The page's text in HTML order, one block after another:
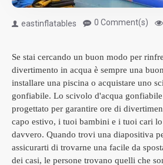
eastinflatables 0 Comment(s)
Se stai cercando un buon modo per
divertimento in acqua è sempre una
installare una piscina o acquistare uno
gonfiabile. Lo scivolo d'acqua
progettato per garantire ore di
capo estivo, i tuoi bambini e i tuoi cari lo
davvero. Quando trovi una diapositiva
assicurarti di trovarne una facile da
dei casi, le persone trovano quelli che